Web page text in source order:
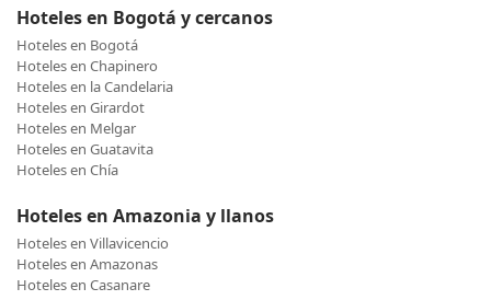
Hoteles en Bogotá y cercanos
Hoteles en Bogotá
Hoteles en Chapinero
Hoteles en la Candelaria
Hoteles en Girardot
Hoteles en Melgar
Hoteles en Guatavita
Hoteles en Chía
Hoteles en Amazonia y llanos
Hoteles en Villavicencio
Hoteles en Amazonas
Hoteles en Casanare